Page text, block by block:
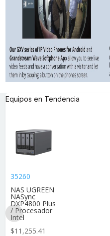
Equipos en Tendencia
35260
NAS UGREEN
NASync
DXP4800 Plus
/ Procesador
Intel
$11,255.41